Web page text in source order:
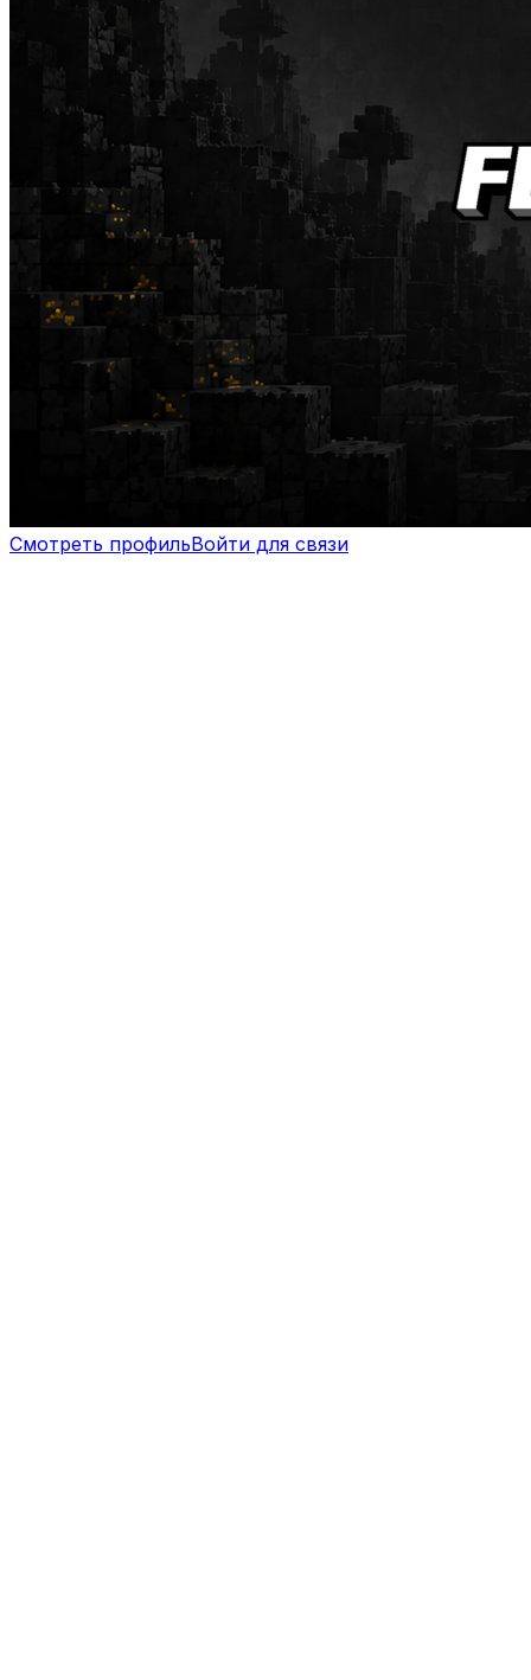
Смотреть профильВойти для связи